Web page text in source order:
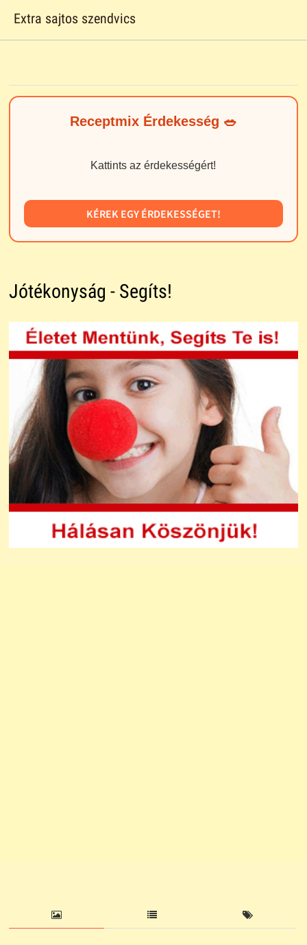
Extra sajtos szendvics
Receptmix Érdekesség 🥗
Kattints az érdekességért!
KÉREK EGY ÉRDEKESSÉGET!
Jótékonyság - Segíts!